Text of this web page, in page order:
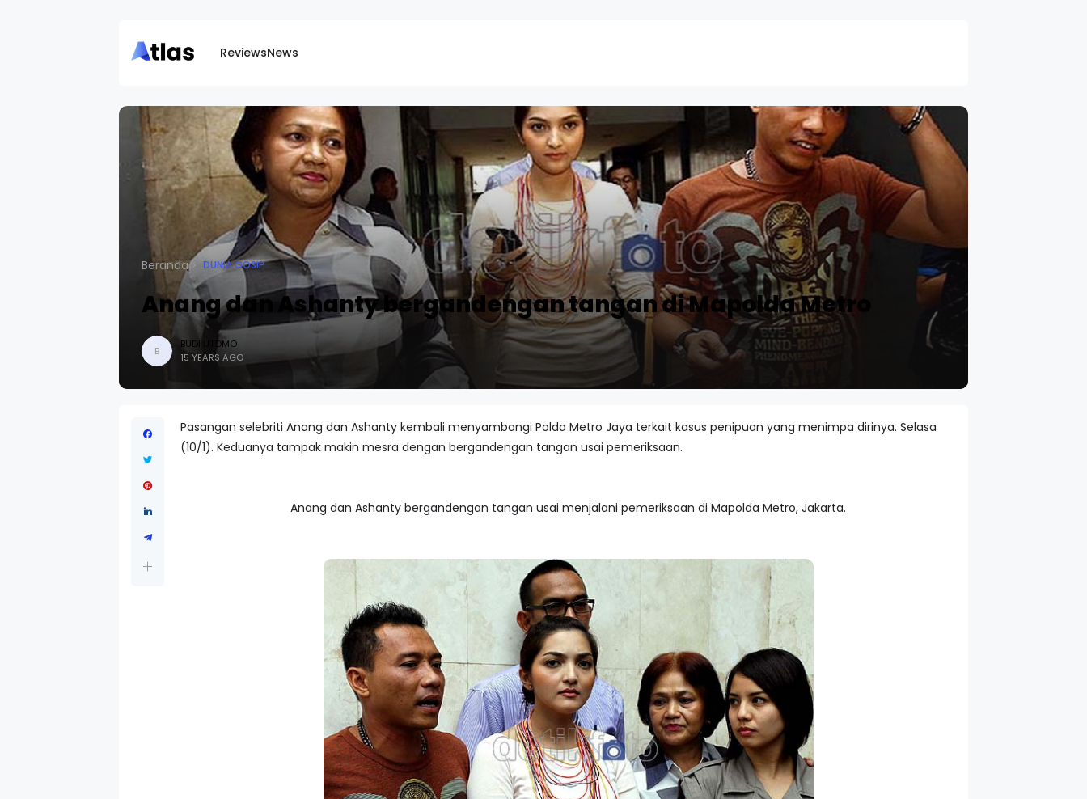
ReviewsNews
Beranda DUNIA GOSIP
Anang dan Ashanty bergandengan tangan di Mapolda Metro
B
BUDI UTOMO
15 YEARS AGO
Pasangan selebriti Anang dan Ashanty kembali menyambangi Polda Metro Jaya terkait kasus penipuan yang menimpa dirinya. Selasa
(10/1). Keduanya tampak makin mesra dengan bergandengan tangan usai pemeriksaan.
Anang dan Ashanty bergandengan tangan usai menjalani pemeriksaan di Mapolda Metro, Jakarta.